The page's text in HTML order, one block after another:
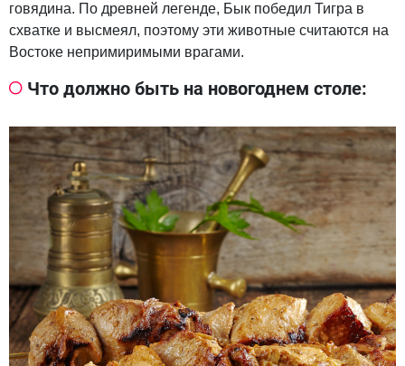
говядина. По древней легенде, Бык победил Тигра в
схватке и высмеял, поэтому эти животные считаются на
Востоке непримиримыми врагами.
Что должно быть на новогоднем столе: